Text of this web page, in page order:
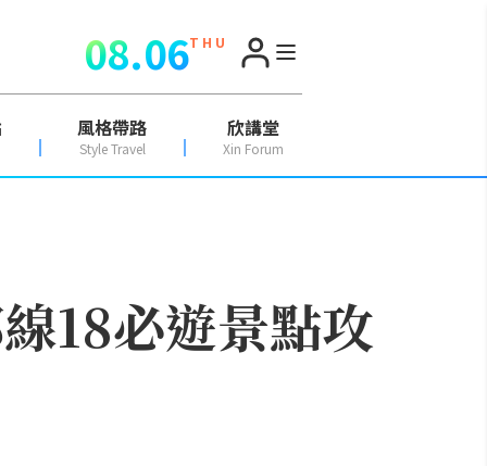
08.06T H U
風格帶路
Style Travel
欣講堂
Xin Forum
18必遊景點攻